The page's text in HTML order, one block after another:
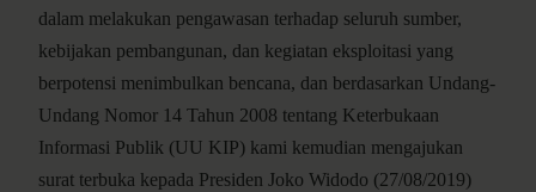
dalam melakukan pengawasan terhadap seluruh sumber,
kebijakan pembangunan, dan kegiatan eksploitasi yang
berpotensi menimbulkan bencana, dan berdasarkan Undang-
Undang Nomor 14 Tahun 2008 tentang Keterbukaan
Informasi Publik (UU KIP) kami kemudian mengajukan
surat terbuka kepada Presiden Joko Widodo (27/08/2019)